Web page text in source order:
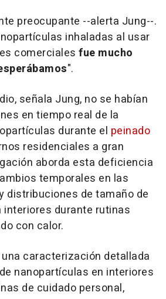
preocupante --alerta Jung--.
inhaladas al usar
comerciales fue mucho
".
señala Jung, no se habían
en tiempo real de la
durante el peinado
residenciales a gran
aborda esta deficiencia
temporales en las
distribuciones de tamaño de
durante rutinas
con calor.
caracterización detallada
nanopartículas en interiores
de cuidado personal,